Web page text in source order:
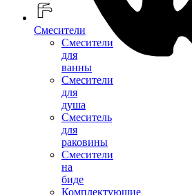
Смесители
Смесители
для
ванны
Смесители
для
душа
Смеситель
для
раковины
Смесители
на
биде
Комплектующие